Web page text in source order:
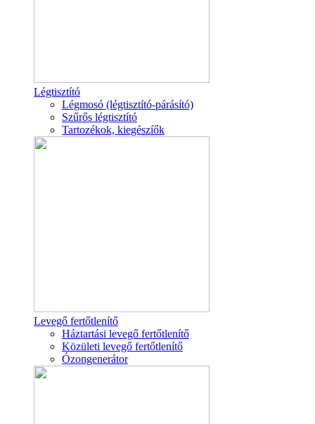
Légtisztító
Légmosó (légtisztító-párásító)
Szűrős légtisztító
Tartozékok, kiegészíők
Levegő fertőtlenítő
Háztartási levegő fertőtlenítő
Közületi levegő fertőtlenítő
Ózongenerátor